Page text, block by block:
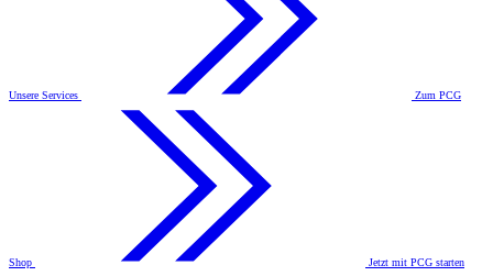
Unsere Services Zum PCG
Shop Jetzt mit PCG starten